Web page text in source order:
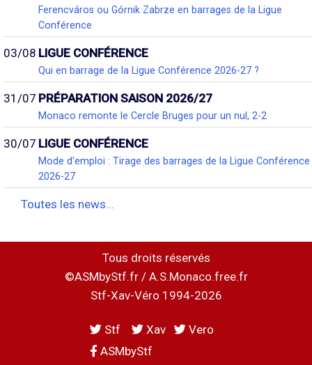
Ferencváros ou Górnik Zabrze en barrages de la Ligue
Conférence
03/08 LIGUE CONFÉRENCE
Qui en barrage de la Ligue Conférence 2026-27 ?
31/07 PRÉPARATION SAISON 2026/27
Monaco remonte le Cercle Bruges pour un nul, 2-2
30/07 LIGUE CONFÉRENCE
Mode d'emploi : Tirage des barrages de la Ligue Conférence
2026-27
Toutes les news...
Tous droits réservés
©ASMbyStf.fr / A.S.Monaco.free.fr
Stf-Xav-Véro 1994-2026
Stf Xav
Vero
ASMbyStf